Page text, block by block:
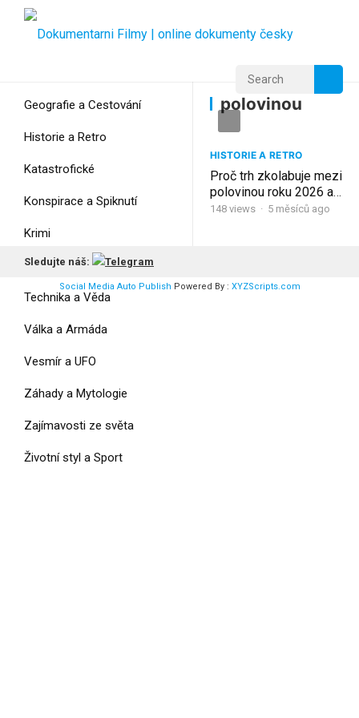
Geografie a Cestování
Historie a Retro
Katastrofické
Konspirace a Spiknutí
Krimi
Myšlení
Technika a Věda
Válka a Armáda
Vesmír a UFO
Záhady a Mytologie
Zajímavosti ze světa
Životní styl a Sport
polovinou
polovinou
HISTORIE A RETRO
Proč trh zkolabuje mezi
polovinou roku 2026 a
koncem roku 2027
148 views · 5 měsíců ago
Sledujte náš:
Social Media Auto Publish Powered By : XYZScripts.com